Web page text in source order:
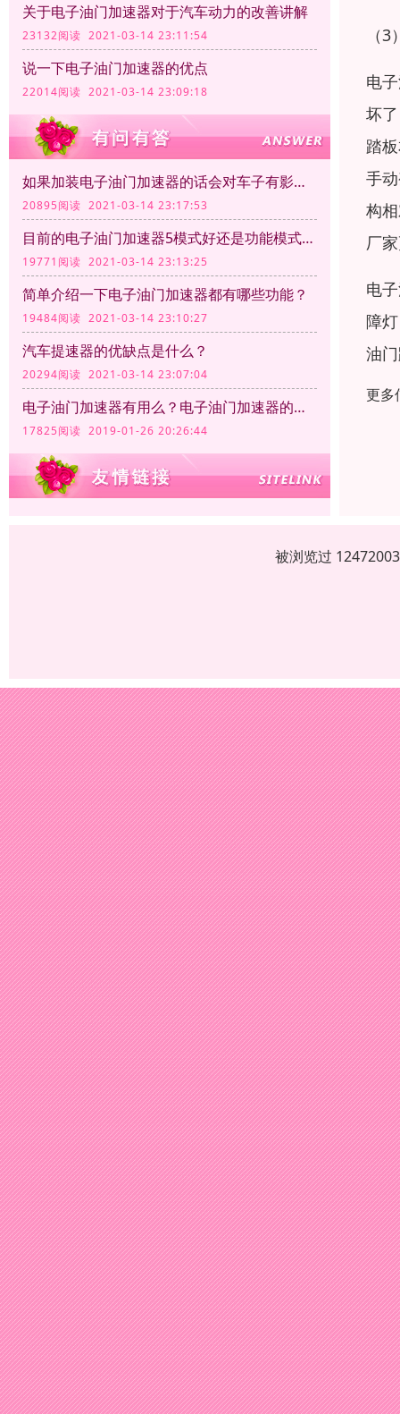
关于电子油门加速器对于汽车动力的改善讲解
23132阅读 2021-03-14 23:11:54
说一下电子油门加速器的优点
22014阅读 2021-03-14 23:09:18
如果加装电子油门加速器的话会对车子有影响吗？
20895阅读 2021-03-14 23:17:53
目前的电子油门加速器5模式好还是功能模式越多越好呢？
19771阅读 2021-03-14 23:13:25
简单介绍一下电子油门加速器都有哪些功能？
19484阅读 2021-03-14 23:10:27
汽车提速器的优缺点是什么？
20294阅读 2021-03-14 23:07:04
电子油门加速器有用么？电子油门加速器的作用
17825阅读 2019-01-26 20:26:44
（
电
坏
踏
手
构
厂
电
障
油
更多
被浏览过